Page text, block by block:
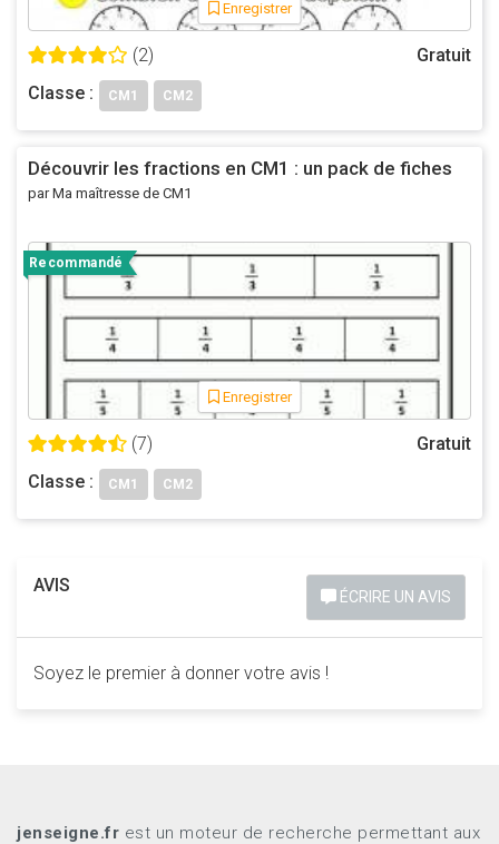
Enregistrer
(2)
Gratuit
Classe :
CM1 CM2
Découvrir les fractions en CM1 : un pack de fiches
par Ma maîtresse de CM1
Recommandé
Enregistrer
(7)
Gratuit
Classe :
CM1 CM2
AVIS
ÉCRIRE UN AVIS
Soyez le premier à donner votre avis !
jenseigne.fr est un moteur de recherche permettant aux